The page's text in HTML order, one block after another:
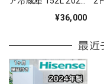
¥36,000
最近